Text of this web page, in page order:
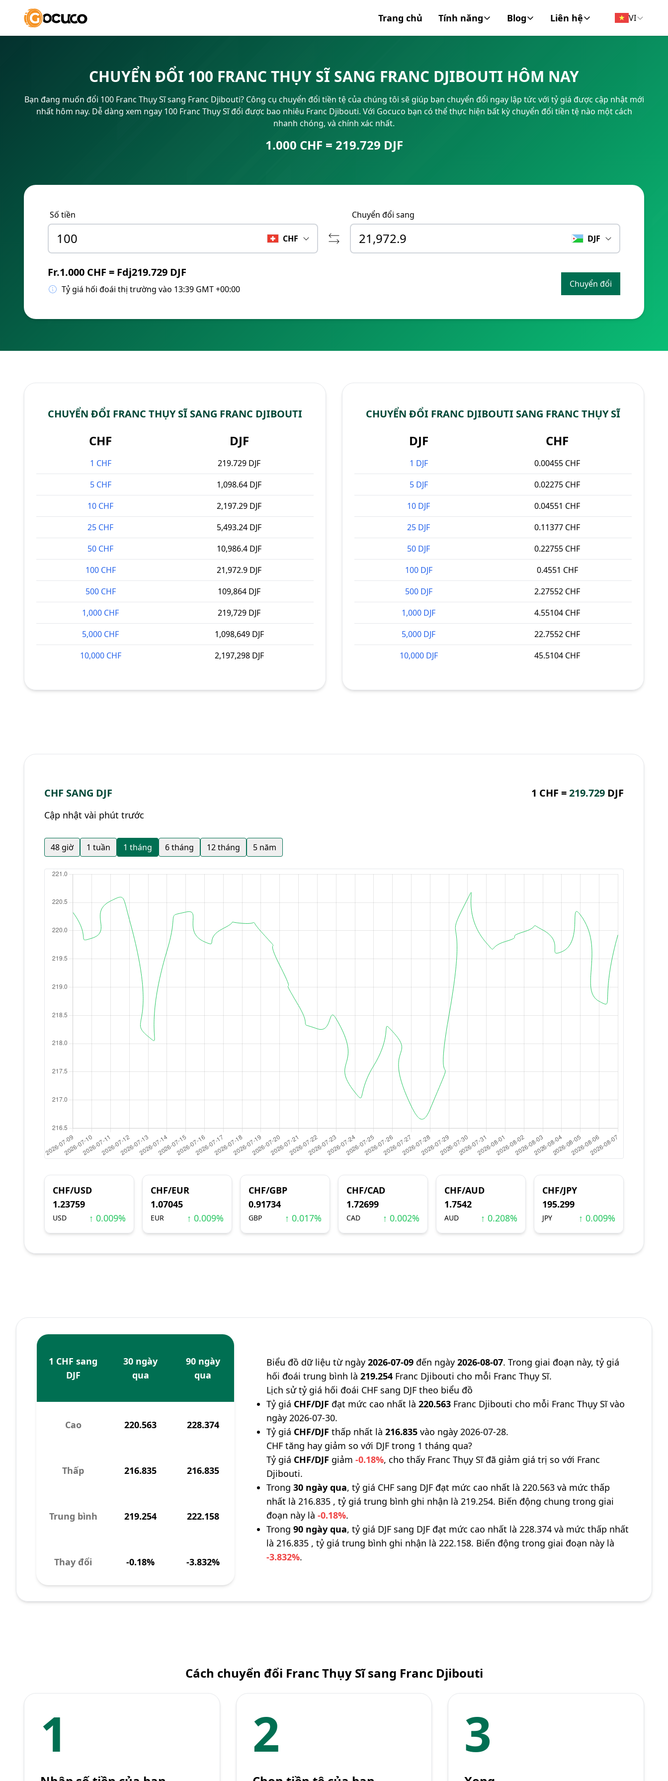
Trang chủ Tính năng
Mã SWIFT/BIC
IBAN
Blog
Tài chính cá nhân
Doanh Nghiệp
Liên hệ
Liên hệ
VI
CHUYỂN ĐỔI 100 FRANC THỤY SĨ SANG FRANC DJIBOUTI HÔM NAY
Bạn đang muốn đổi 100 Franc Thụy Sĩ sang Franc Djibouti? Công cụ chuyển đổi tiền tệ của chúng tôi sẽ giúp bạn chuyển đổi ngay lập tức với tỷ giá được cập nhật mới
nhất hôm nay. Dễ dàng xem ngay 100 Franc Thụy Sĩ đổi được bao nhiêu Franc Djibouti. Với Gocuco bạn có thể thực hiện bất kỳ chuyển đổi tiền tệ nào một cách
nhanh chóng, và chính xác nhất.
1.000 CHF = 219.729 DJF
Số tiền
CHF
Chuyển đổi sang
DJF
Fr.1.000 CHF = Fdj219.729 DJF
Tỷ giá hối đoái thị trường vào 13:39 GMT +00:00 Chuyển đổi
CHUYỂN ĐỔI FRANC THỤY SĨ SANG FRANC DJIBOUTI
CHF DJF
1 CHF
219.729 DJF
5 CHF
1,098.64 DJF
10 CHF
2,197.29 DJF
25 CHF
5,493.24 DJF
50 CHF
10,986.4 DJF
100 CHF
21,972.9 DJF
500 CHF
109,864 DJF
1,000 CHF
219,729 DJF
5,000 CHF
1,098,649 DJF
10,000 CHF
2,197,298 DJF
CHUYỂN ĐỔI FRANC DJIBOUTI SANG FRANC THỤY SĨ
DJF CHF
1 DJF
0.00455 CHF
5 DJF
0.02275 CHF
10 DJF
0.04551 CHF
25 DJF
0.11377 CHF
50 DJF
0.22755 CHF
100 DJF
0.4551 CHF
500 DJF
2.27552 CHF
1,000 DJF
4.55104 CHF
5,000 DJF
22.7552 CHF
10,000 DJF
45.5104 CHF
CHF SANG DJF 1 CHF =219.729 DJF
Cập nhật vài phút trước
48 giờ 1 tuần 1 tháng 6 tháng 12 tháng 5 năm
CHF/USD
1.23759
USD ↑ 0.009%
CHF/EUR
1.07045
EUR ↑ 0.009%
CHF/GBP
0.91734
GBP ↑ 0.017%
CHF/CAD
1.72699
CAD ↑ 0.002%
CHF/AUD
1.7542
AUD ↑ 0.208%
CHF/JPY
195.299
JPY ↑ 0.009%
1 CHF sang
DJF
30 ngày
qua
90 ngày
qua
Cao 220.563 228.374
Thấp 216.835 216.835
Trung bình 219.254 222.158
Thay đổi -0.18% -3.832%
Biểu đồ dữ liệu từ ngày2026-07-09 đến ngày2026-08-07. Trong giai đoạn này, tỷ giá
hối đoái trung bình là219.254 Franc Djibouti cho mỗi Franc Thụy Sĩ.
Lịch sử tỷ giá hối đoái CHF sang DJF theo biểu đồ
Tỷ giá CHF/DJF đạt mức cao nhất là220.563 Franc Djibouti cho mỗi Franc Thụy Sĩ vào
ngày 2026-07-30.
Tỷ giá CHF/DJF thấp nhất là216.835 vào ngày 2026-07-28.
CHF tăng hay giảm so với DJF trong 1 tháng qua?
Tỷ giá CHF/DJF giảm-0.18%, cho thấy Franc Thụy Sĩ đã giảm giá trị so với Franc
Djibouti.
Trong30 ngày qua, tỷ giá CHF sang DJF đạt mức cao nhất là 220.563 và mức thấp
nhất là 216.835 , tỷ giá trung bình ghi nhận là 219.254. Biến động chung trong giai
đoạn này là-0.18%.
Trong90 ngày qua, tỷ giá DJF sang DJF đạt mức cao nhất là 228.374 và mức thấp nhất
là 216.835 , tỷ giá trung bình ghi nhận là 222.158. Biến động trong giai đoạn này là
-3.832%.
Cách chuyển đổi Franc Thụy Sĩ sang Franc Djibouti
1 2 3